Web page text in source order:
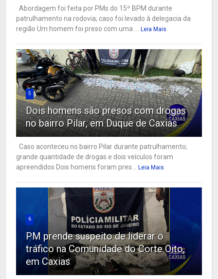
Abordagem foi feita por PMs do 15º BPM durante
patrulhamento na rodovia; caso foi levado à delegacia da
região Um homem foi preso com uma ...
Leia Mais
5
Dois homens são presos com drogas
no bairro Pilar, em Duque de Caxias
Caso aconteceu no bairro Pilar durante patrulhamento;
grande quantidade de drogas e dois veículos foram
apreendidos Dois homens foram pres...
Leia Mais
6
PM prende suspeito de liderar o
tráfico na Comunidade do Corte Oito,
em Caxias